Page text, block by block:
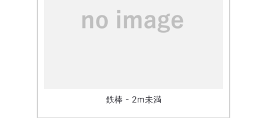
鉄棒 - 2m未満